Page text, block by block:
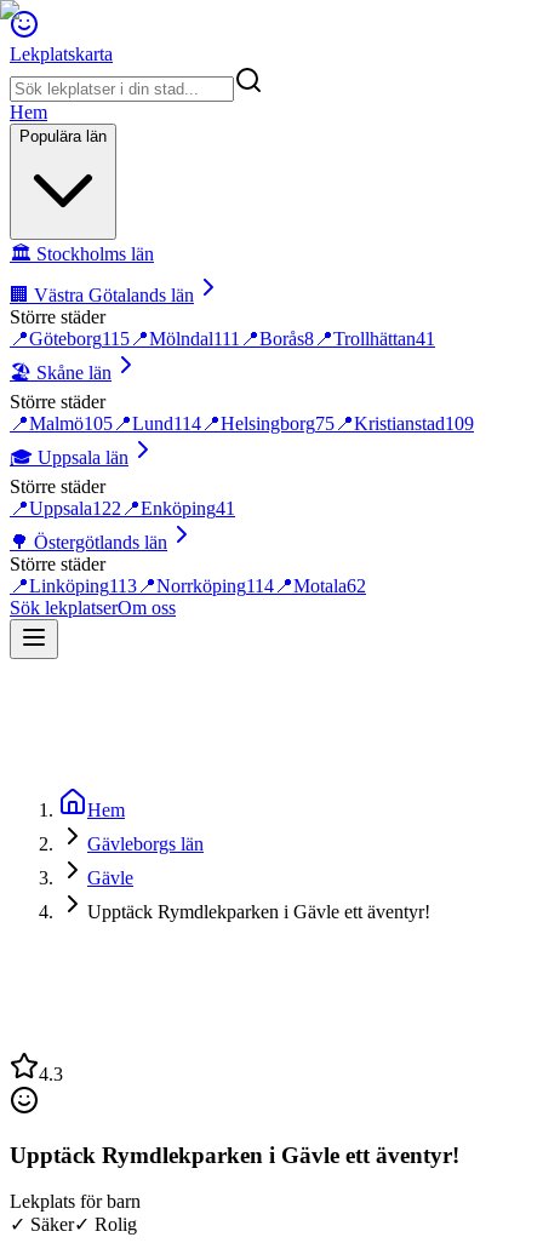
Lekplatskarta
Hem
Populära län
🏛️ Stockholms län
🏢 Västra Götalands län
Större städer
📍Göteborg115 📍Mölndal111 📍Borås8 📍Trollhättan41
🏖️ Skåne län
Större städer
📍Malmö105 📍Lund114 📍Helsingborg75 📍Kristianstad109
🎓 Uppsala län
Större städer
📍Uppsala122 📍Enköping41
🌳 Östergötlands län
Större städer
📍Linköping113 📍Norrköping114 📍Motala62
Sök lekplatserOm oss
Hem
Gävleborgs län
Gävle
Upptäck Rymdlekparken i Gävle ett äventyr!
4.3
Upptäck Rymdlekparken i Gävle ett äventyr!
Lekplats för barn
✓ Säker✓ Rolig